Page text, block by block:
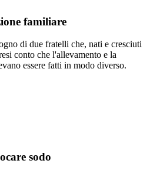
familiare
di due fratelli che, nati e cresciuti
conto che l'allevamento e la
essere fatti in modo diverso.
sodo